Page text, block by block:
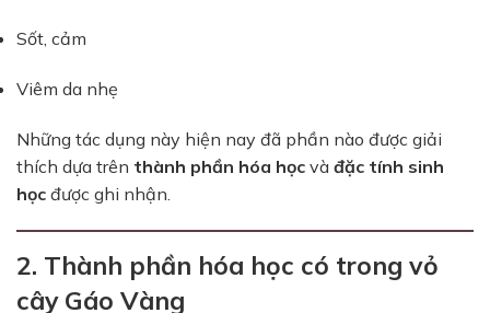
Sốt, cảm
Viêm da nhẹ
Những tác dụng này hiện nay đã phần nào được giải
thích dựa trên thành phần hóa học và đặc tính sinh
học được ghi nhận.
2. Thành phần hóa học có trong vỏ
cây Gáo Vàng